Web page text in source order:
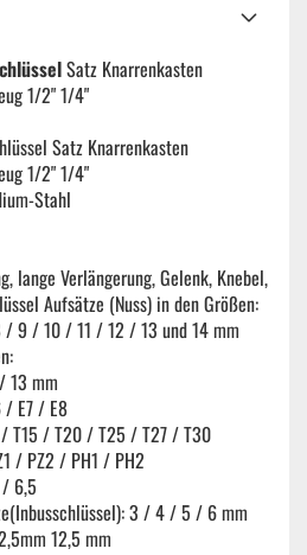
Satz Knarrenkasten
1/2" 1/4"
Satz Knarrenkasten
1/2" 1/4"
Stahl
lange Verlängerung, Gelenk, Knebel,
Aufsätze (Nuss) in den Größen:
/ 10 / 11 / 12 / 13 und 14 mm
mm
/ E7 / E8
T15 / T20 / T25 / T27 / T30
/ PZ2 / PH1 / PH2
6,5
3 / 4 / 5 / 6 mm
12,5 mm